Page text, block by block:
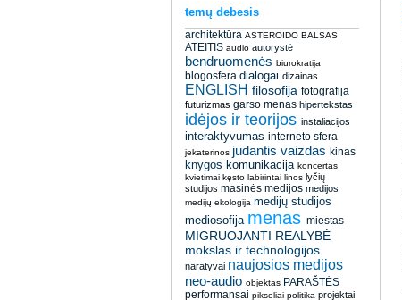
temų debesis
architektūra ASTEROIDO BALSAS
ATEITIS audio autorystė
bendruomenės biurokratija
blogosfera dialogai dizainas
ENGLISH filosofija fotografija
futurizmas garso menas hipertekstas
idėjos ir teorijos instaliacijos
interaktyvumas interneto sfera
jekaterinos judantis vaizdas kinas
knygos komunikacija koncertas
kvietimai kęsto labirintai linos lyčių
studijos masinės medijos medijos
medijų ekologija medijų studijos
mediosofija menas miestas
MIGRUOJANTI REALYBĖ
mokslas ir technologijos
naratyvai naujosios medijos
neo-audio objektas PARAŠTĖS
performansai pikseliai politika projektai